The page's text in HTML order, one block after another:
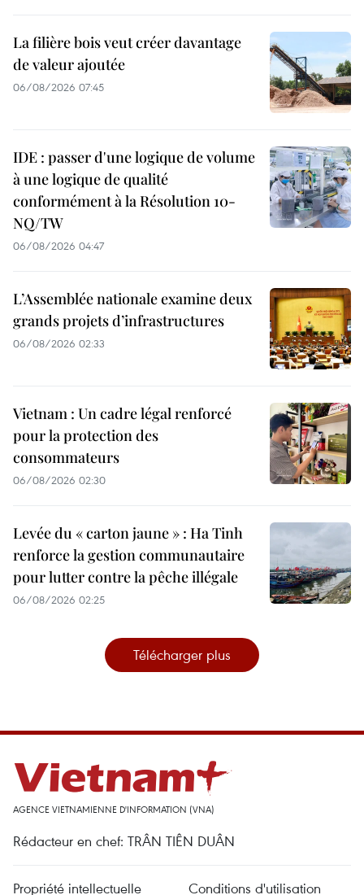
La filière bois veut créer davantage
de valeur ajoutée
06/08/2026 07:45
IDE : passer d'une logique de volume
à une logique de qualité
conformément à la Résolution 10-
NQ/TW
06/08/2026 04:47
L’Assemblée nationale examine deux
grands projets d’infrastructures
06/08/2026 02:33
Vietnam : Un cadre légal renforcé
pour la protection des
consommateurs
06/08/2026 02:30
Levée du « carton jaune » : Ha Tinh
renforce la gestion communautaire
pour lutter contre la pêche illégale
06/08/2026 02:25
Télécharger plus
AGENCE VIETNAMIENNE D'INFORMATION (VNA)
Rédacteur en chef: TRÂN TIÊN DUÂN
Propriété intellectuelle Conditions d'utilisation